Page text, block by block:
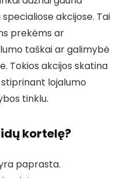
akcijose. Tai
prekėms ar
taškai ar galimybė
Tokios akcijos skatina
lojalumo
tinklu.
kortelę?
paprasta.